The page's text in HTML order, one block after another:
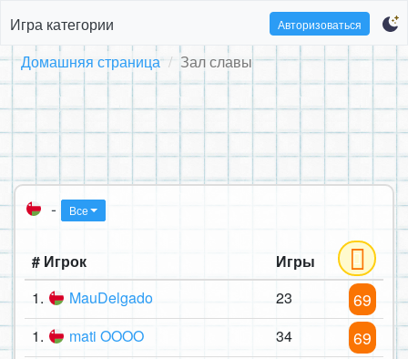
Игра категории Авторизоваться
Домашняя страница Зал славы
- Все
# Игрок
Игры
1.
MauDelgado 23 69
1. mati OOOO 34 69